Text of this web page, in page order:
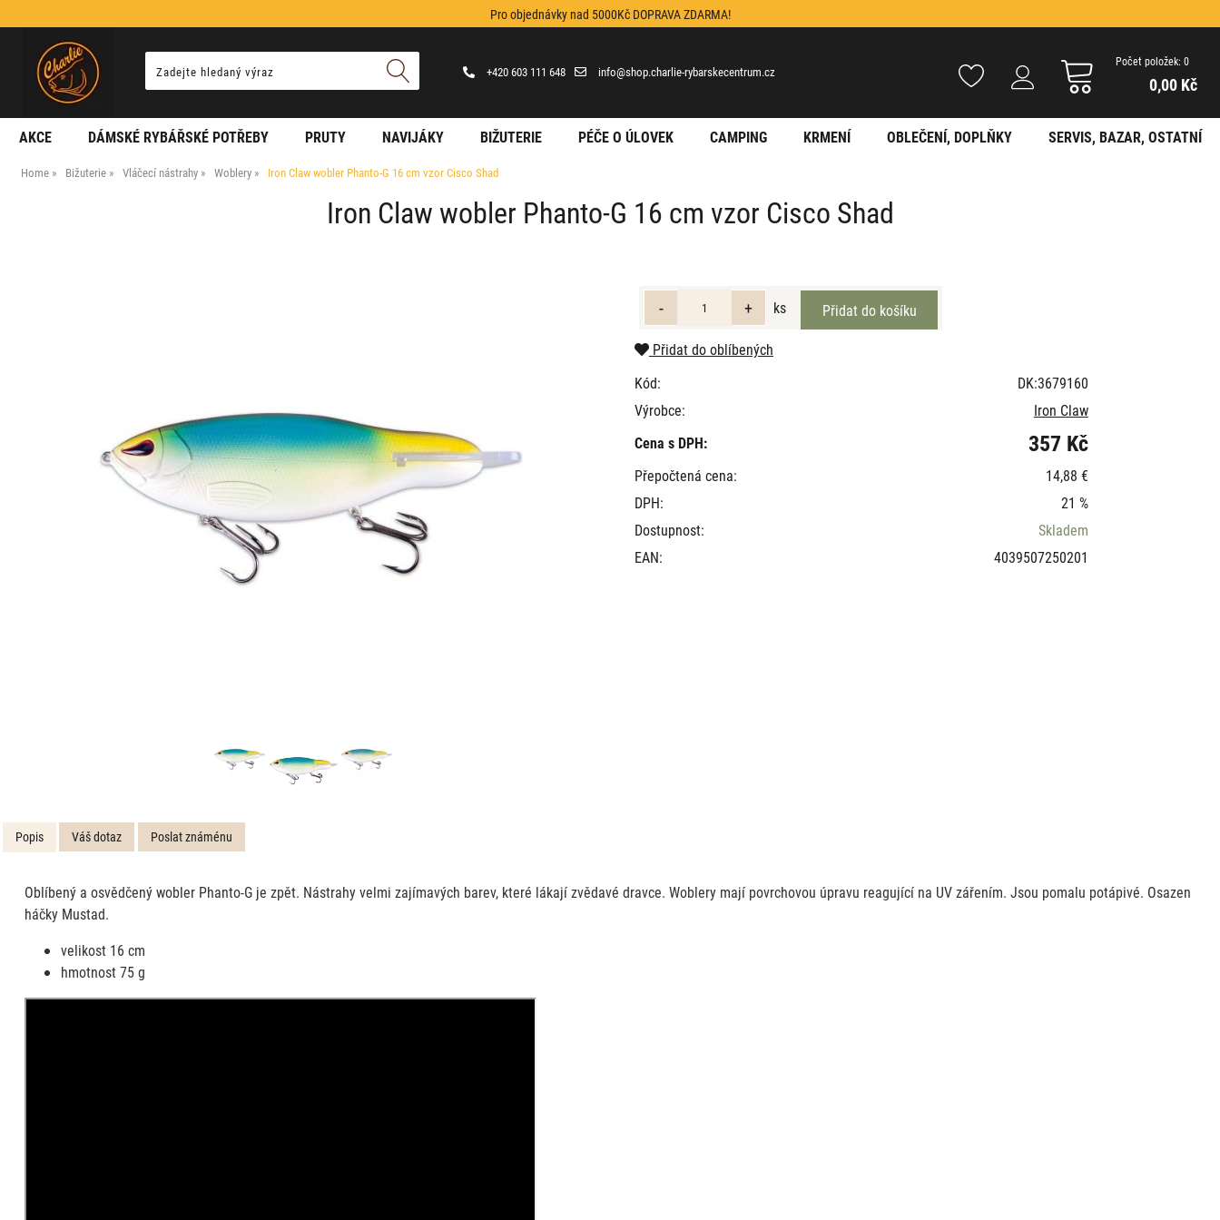
Pro objednávky nad 5000Kč DOPRAVA ZDARMA!
+420 603 111 648 info@shop.charlie-rybarskecentrum.cz
Počet položek: 0
0,00 Kč
AKCE DÁMSKÉ RYBÁŘSKÉ POTŘEBY PRUTY NAVIJÁKY BIŽUTERIE PÉČE O ÚLOVEK CAMPING KRMENÍ OBLEČENÍ, DOPLŇKY SERVIS, BAZAR, OSTATNÍ
Home Bižuterie Vláčecí nástrahy Woblery Iron Claw wobler Phanto-G 16 cm vzor Cisco Shad
Iron Claw wobler Phanto-G 16 cm vzor Cisco Shad
ks
Přidat do oblíbených
Kód:
DK:3679160
Výrobce:
Iron Claw
Cena s DPH:
357 Kč
Přepočtená cena:
14,88 €
DPH:
21 %
Dostupnost:
Skladem
EAN:
4039507250201
Popis Váš dotaz Poslat známénu
Oblíbený a osvědčený wobler Phanto-G je zpět. Nástrahy velmi zajímavých barev, které lákají zvědavé dravce. Woblery mají povrchovou úpravu reagující na UV zářením. Jsou pomalu potápivé. Osazen
háčky Mustad.
velikost 16 cm
hmotnost 75 g